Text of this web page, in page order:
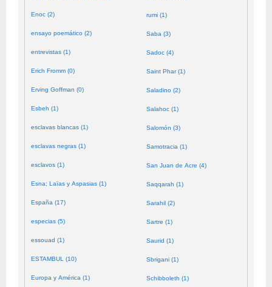
Enoc (2)
ensayo poemático (2)
entrevistas (1)
Erich Fromm (0)
Erving Goffman (0)
Esbeh (1)
esclavas blancas (1)
esclavas negras (1)
esclavos (1)
Esna; Laïas y Aspasias (1)
España (17)
especias (5)
essouad (1)
ESTAMBUL (10)
Europa y América (1)
rumi (1)
Saba (3)
Sadoc (4)
Saint Phar (1)
Saladino (2)
Salahoc (1)
Salomón (3)
Samotracia (1)
San Juan de Acre (4)
Saqqarah (1)
Sarahil (2)
Sartre (1)
Saurid (1)
Sbrigani (1)
Schibboleth (1)